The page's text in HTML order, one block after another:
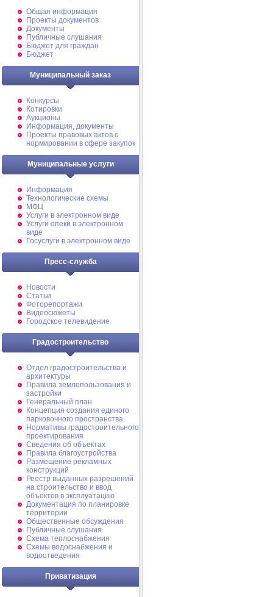
Общая информация
Проекты документов
Документы
Публичные слушания
Бюджет для граждан
Бюджет
Муниципальный заказ
Конкурсы
Котировки
Аукционы
Информация, документы
Проекты правовых актов о
нормировании в сфере закупок
Муниципальные услуги
Информация
Технологические схемы
МФЦ
Услуги в электронном виде
Услуги опеки в электронном
виде
Госуслуги в электронном виде
Пресс-служба
Новости
Статьи
Фоторепортажи
Видеосюжеты
Городское телевидение
Градостроительство
Отдел градостроительства и
архитектуры
Правила землепользования и
застройки
Генеральный план
Концепция создания единого
парковочного пространства
Нормативы градостроительного
проектирования
Сведения об объектах
Правила благоустройства
Размещение рекламных
конструкций
Реестр выданных разрешений
на строительство и ввод
объектов в эксплуатацию
Документация по планировке
территории
Общественные обсуждения
Публичные слушания
Схема теплоснабжения
Схемы водоснабжения и
водоотведения
Приватизация